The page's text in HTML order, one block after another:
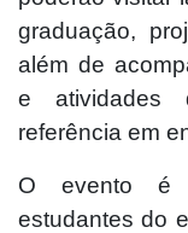
graduação,
além de
e atividades
referência em
O evento é
estudantes do